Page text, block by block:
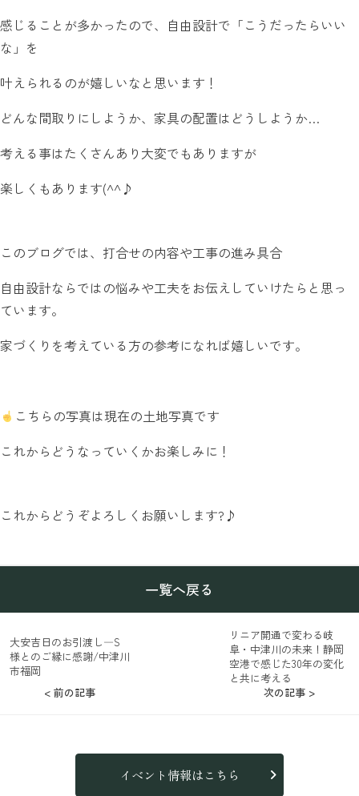
感じることが多かったので、自由設計で「こうだったらいい
な」を
叶えられるのが嬉しいなと思います！
どんな間取りにしようか、家具の配置はどうしようか…
考える事はたくさんあり大変でもありますが
楽しくもあります(^^♪
このブログでは、打合せの内容や工事の進み具合
自由設計ならではの悩みや工夫をお伝えしていけたらと思っ
ています。
家づくりを考えている方の参考になれば嬉しいです。
こちらの写真は現在の土地写真です
これからどうなっていくかお楽しみに！
これからどうぞよろしくお願いします?♪
< 前の記事
大安吉日のお引渡し―S
様とのご縁に感謝/中津川
市福岡
一覧へ戻る
リニア開通で変わる岐
阜・中津川の未来！静岡
空港で感じた30年の変化
と共に考える
次の記事 >
イベント情報はこちら